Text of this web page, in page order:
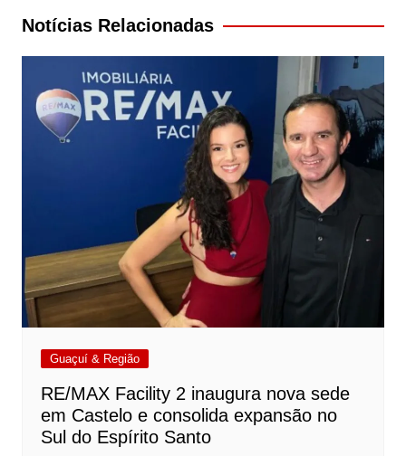
Post
Notícias Relacionadas
Guaçuí & Região
RE/MAX Facility 2 inaugura nova sede
em Castelo e consolida expansão no
Sul do Espírito Santo